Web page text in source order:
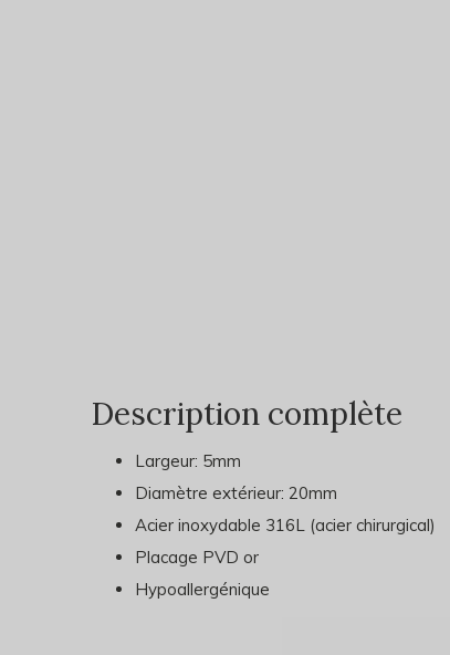
Description complète
Largeur: 5mm
Diamètre extérieur: 20mm
Acier inoxydable 316L (acier chirurgical)
Placage PVD or
Hypoallergénique